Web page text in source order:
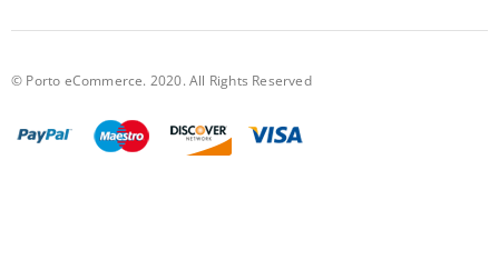
© Porto eCommerce. 2020. All Rights Reserved